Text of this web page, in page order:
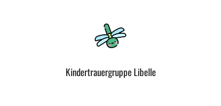
Kindertrauergruppe Libelle